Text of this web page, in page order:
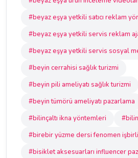
#beyaz eşya yetkili satıcı reklam
#beyaz eşya yetkili servis reklam
#beyaz eşya yetkili servis sosyal
#beyin cerrahisi sağlık turizmi
#beyin pili ameliyatı sağlık turizmi
#beyin tümörü ameliyatı pazarlama
#bilinçaltı ikna yöntemleri
#birebir yüzme dersi fenomen
#bisiklet aksesuarları influencer